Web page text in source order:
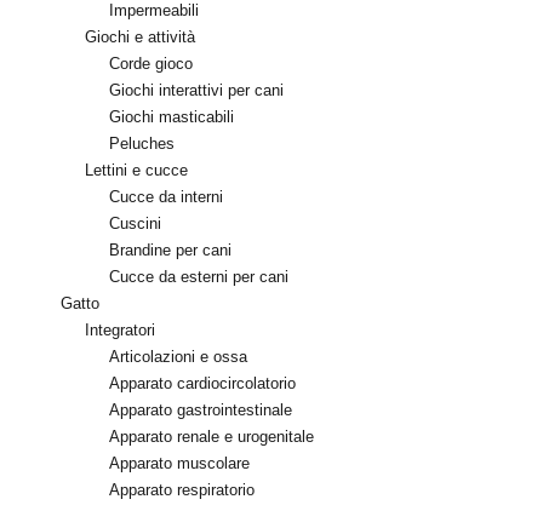
Impermeabili
Giochi e attività
Corde gioco
Giochi interattivi per cani
Giochi masticabili
Peluches
Lettini e cucce
Cucce da interni
Cuscini
Brandine per cani
Cucce da esterni per cani
Gatto
Integratori
Articolazioni e ossa
Apparato cardiocircolatorio
Apparato gastrointestinale
Apparato renale e urogenitale
Apparato muscolare
Apparato respiratorio